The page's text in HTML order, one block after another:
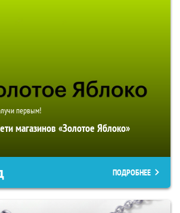
первым!
магазинов «Золотое Яблоко»
ПОДРОБНЕЕ